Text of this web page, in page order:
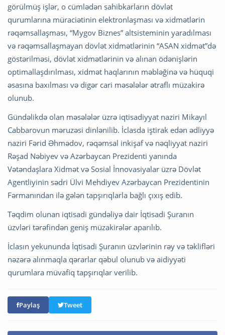
görülmüş işlər, o cümlədən sahibkarların dövlət
qurumlarına müraciətinin elektronlaşması və xidmətlərin
rəqəmsallaşması, “Mygov Biznes” altsisteminin yaradılması
və rəqəmsallaşmayan dövlət xidmətlərinin “ASAN xidmət”də
göstərilməsi, dövlət xidmətlərinin və alınan ödənişlərin
optimallaşdırılması, xidmət haqlarının məbləğinə və hüquqi
əsasına baxılması və digər cari məsələlər ətraflı müzakirə
olunub.
Gündəlikdə olan məsələlər üzrə iqtisadiyyat naziri Mikayıl
Cabbarovun məruzəsi dinlənilib. İclasda iştirak edən ədliyyə
naziri Fərid Əhmədov, rəqəmsal inkişaf və nəqliyyat naziri
Rəşad Nəbiyev və Azərbaycan Prezidenti yanında
Vətəndaşlara Xidmət və Sosial İnnovasiyalar üzrə Dövlət
Agentliyinin sədri Ülvi Mehdiyev Azərbaycan Prezidentinin
Fərmanından ilə gələn tapşırıqlarla bağlı çıxış edib.
Təqdim olunan iqtisadi gündəliyə dair İqtisadi Şuranın
üzvləri tərəfindən geniş müzakirələr aparılıb.
İclasın yekununda İqtisadi Şuranın üzvlərinin rəy və təklifləri
nəzərə alınmaqla qərarlar qəbul olunub və aidiyyəti
qurumlara müvafiq tapşırıqlar verilib.
Paylaş Tweet